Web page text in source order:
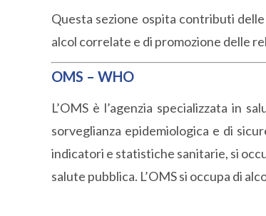
Questa sezione ospita contributi
alcol correlate e di promozione delle
OMS – WHO
L’OMS è l’agenzia specializzata in
sorveglianza epidemiologica e di
indicatori e statistiche sanitarie, si
salute pubblica. L’OMS si occupa di